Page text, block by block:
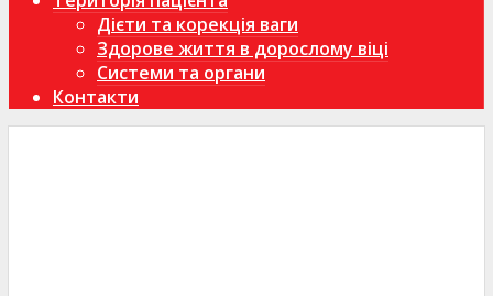
Дієти та корекція ваги
Здорове життя в дорослому віці
Системи та органи
Контакти